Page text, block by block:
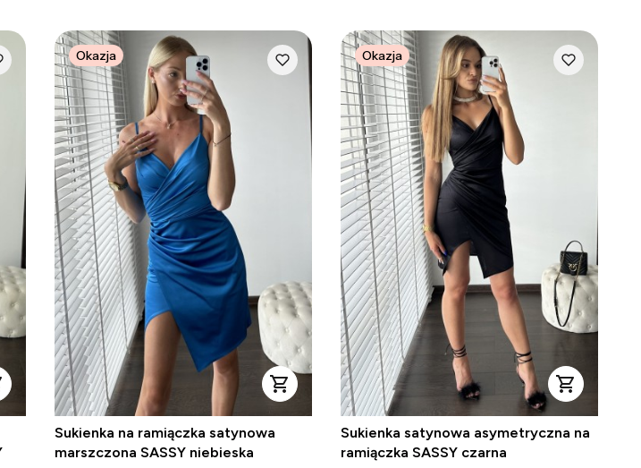
Okazja
Sukienka na ramiączka satynowa
marszczona SASSY niebieska
Okazja
Sukienka satynowa asymetryczna na
ramiączka SASSY czarna